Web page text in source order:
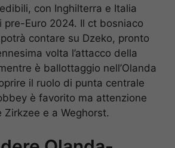
con Inghilterra e Italia
pre-Euro 2024. Il ct bosniaco
contare su Dzeko, pronto
volta l’attacco della
è ballottaggio nell’Olanda
il ruolo di punta centrale
è favorito ma attenzione
Zirkzee e a Weghorst.